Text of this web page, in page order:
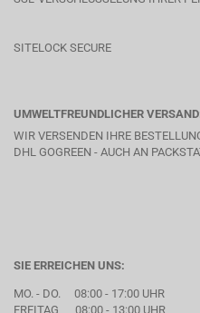
SITELOCK SECURE
UMWELTFREUNDLICHER
WIR VERSENDEN IHRE
DHL GOGREEN - AUCH AN
SIE ERREICHEN UNS:
MO. - DO. 08:00 - 17:00 UHR
FREITAG 08:00 - 13:00 UHR